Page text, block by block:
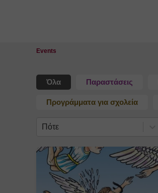
Events
Όλα Παραστάσεις
Προγράμματα για σχολεία
Πότε